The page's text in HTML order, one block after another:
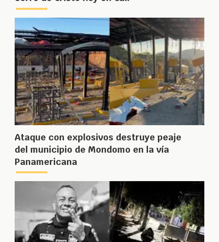
Ataque con explosivos destruye peaje
del municipio de Mondomo en la vía
Panamericana